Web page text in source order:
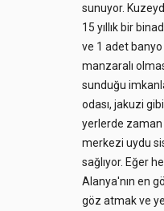
sunuyor.
15 yıllık bir
ve 1 adet
manzaralı
sunduğu
odası, jakuzi
yerlerde zaman
merkezi uydu
sağlıyor. Eğer
Alanya'nın en
göz atmak ve